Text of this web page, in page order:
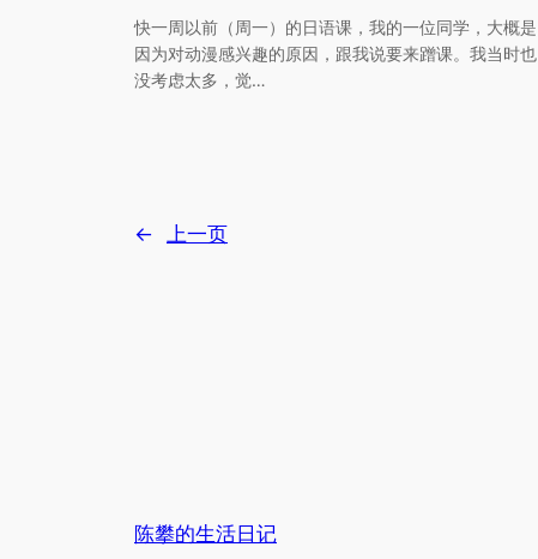
快一周以前（周一）的日语课，我的一位同学，大概是
因为对动漫感兴趣的原因，跟我说要来蹭课。我当时也
没考虑太多，觉…
← 上一页
陈攀的生活日记